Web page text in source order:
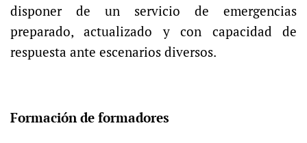
disponer de un servicio de emergencias
preparado, actualizado y con capacidad de
respuesta ante escenarios diversos.
Formación de formadores